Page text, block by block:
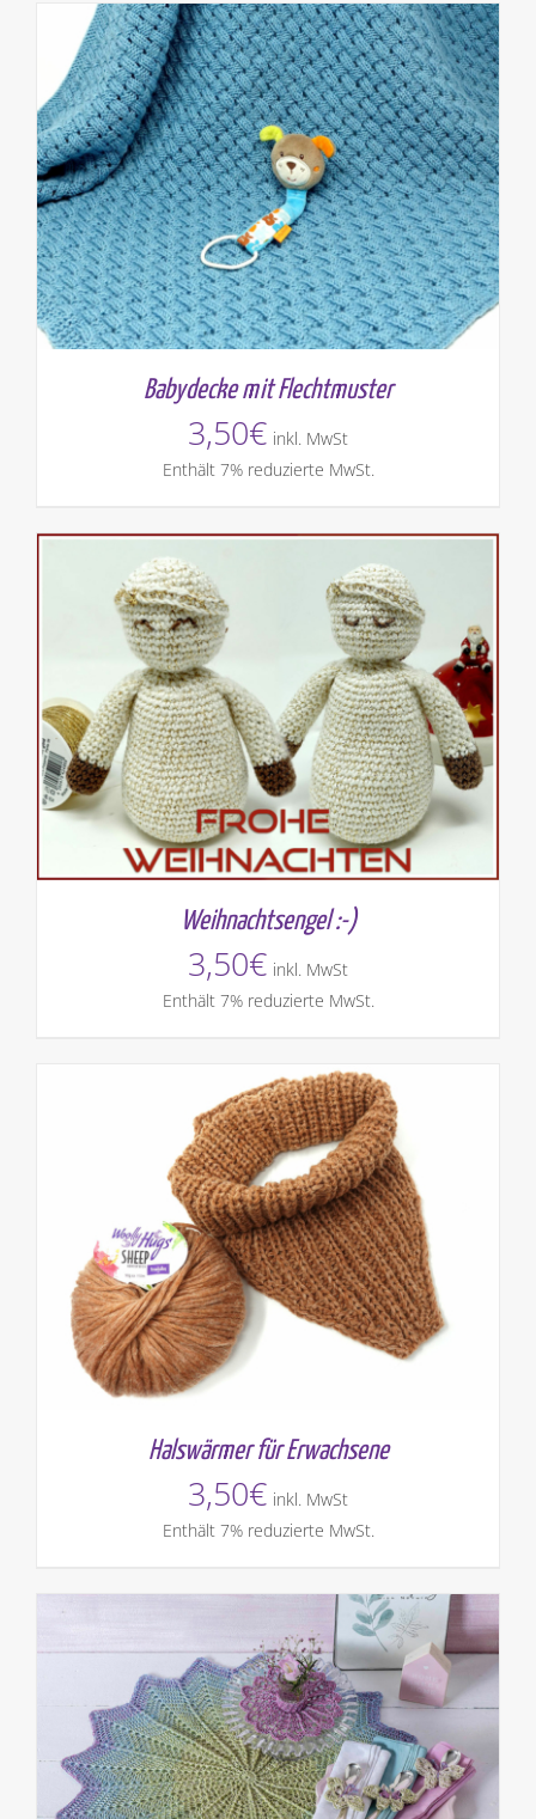
Babydecke mit Flechtmuster
3,50€ inkl. MwSt
Enthält 7% reduzierte MwSt.
Weihnachtsengel :-)
3,50€ inkl. MwSt
Enthält 7% reduzierte MwSt.
Halswärmer für Erwachsene
3,50€ inkl. MwSt
Enthält 7% reduzierte MwSt.